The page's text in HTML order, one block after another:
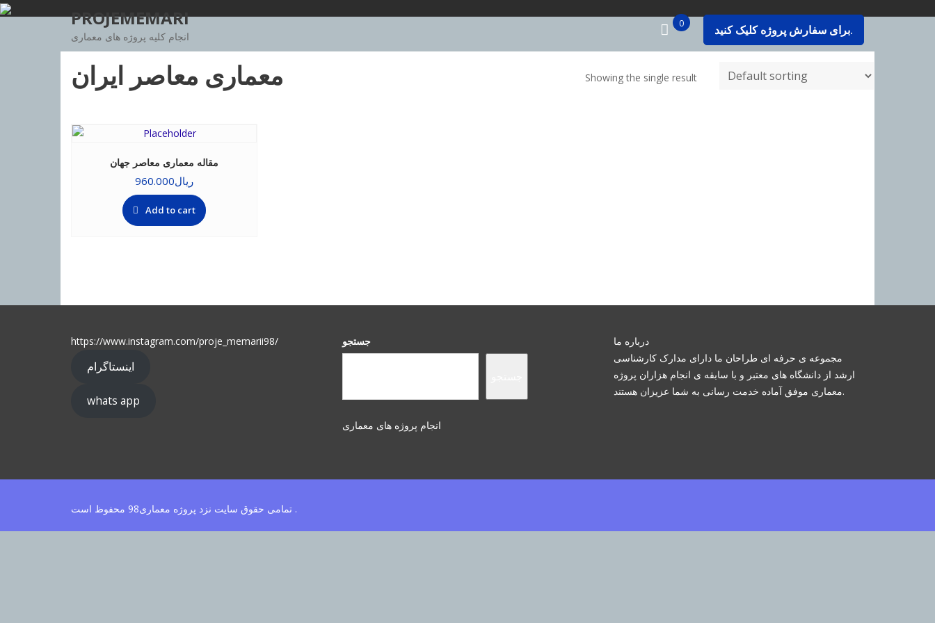
Skip
PROJEMEMARI
انجام کلیه پروژه های معماری برای سفارش پروژه کلیک کنید. 0
معماری معاصر ایران Showing the single result
مقاله معماری معاصر جهان
ریال960.000
Add to cart
https://www.instagram.com/proje_memarii98/
اینستاگرام
whats app
جستجو
انجام پروژه های معماری
درباره ما
مجموعه ی حرفه ای طراحان ما دارای مدارک کارشناسی
ارشد از دانشگاه های معتبر و با سابقه ی انجام هزاران پروژه
معماری موفق آماده خدمت رسانی به شما عزیزان هستند.
تمامی حقوق سایت نزد پروژه معماری98 محفوظ است .